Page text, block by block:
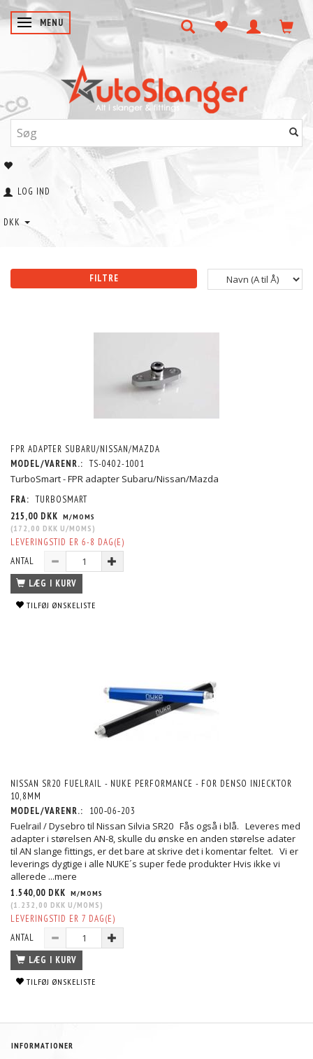
SKIFTE NAVIGATION
MENU
LOG IND
DKK
FILTRE
FPR ADAPTER SUBARU/NISSAN/MAZDA
MODEL/VARENR.: TS-0402-1001
TurboSmart - FPR adapter Subaru/Nissan/Mazda
FRA: TURBOSMART
215,00 DKK M/MOMS
(172,00 DKK U/MOMS )
LEVERINGSTID ER 6-8 DAG(E)
ANTAL
LÆG I KURV
TILFØJ ØNSKELISTE
NISSAN SR20 FUELRAIL - NUKE PERFORMANCE - FOR DENSO INJECKTOR
10,8MM
MODEL/VARENR.:
100‐06‐203
Fuelrail / Dysebro til Nissan Silvia SR20 Fås også i blå. Leveres med
adapter i størelsen AN-8, skulle du ønske en anden størelse adater
til AN slange fittings, er det bare at skrive det i komentar feltet. Vi er
leverings dygtige i alle NUKE´s super fede produkter Hvis ikke vi
allerede ...mere
1.540,00 DKK M/MOMS
(1.232,00 DKK U/MOMS )
LEVERINGSTID ER 7 DAG(E)
ANTAL
LÆG I KURV
TILFØJ ØNSKELISTE
INFORMATIONER